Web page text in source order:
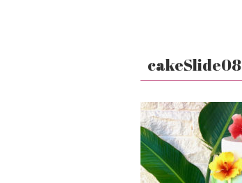
cakeSlide08